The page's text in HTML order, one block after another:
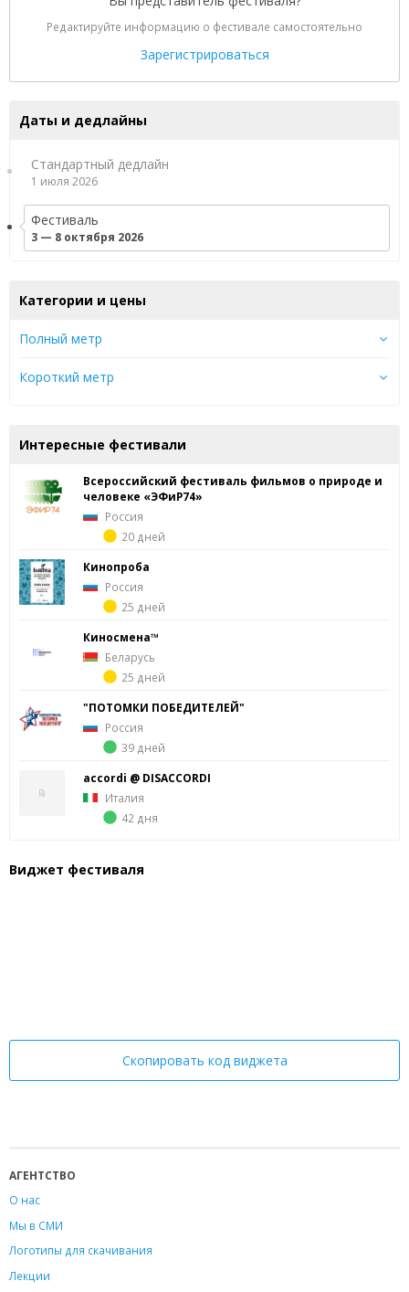
Редактируйте информацию о фестивале самостоятельно
Зарегистрироваться
Даты и дедлайны
Стандартный дедлайн
1 июля 2026
Фестиваль
3 — 8 октября 2026
Категории и цены
Полный метр
Короткий метр
Интересные фестивали
Всероссийский фестиваль фильмов о природе и
человеке «ЭФиР74»
Россия
20 дней
Кинопроба
Россия
25 дней
Киносмена™
Беларусь
25 дней
"ПОТОМКИ ПОБЕДИТЕЛЕЙ"
Россия
39 дней
accordi @ DISACCORDI
Италия
42 дня
Виджет фестиваля
Скопировать код виджета
АГЕНТСТВО
О нас
Мы в СМИ
Логотипы для скачивания
Лекции